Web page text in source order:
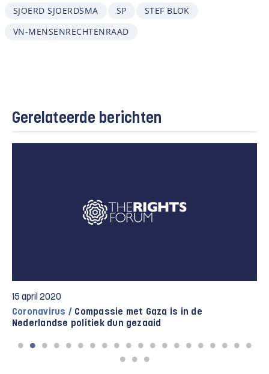
SJOERD SJOERDSMA
SP
STEF BLOK
VN-MENSENRECHTENRAAD
Gerelateerde berichten
27 maart 2020
Dreigende ramp /Zeven nieuwe besmettingen met
coronavirus in Gaza